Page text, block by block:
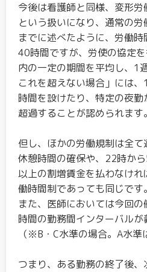
今後は看護師と同様、変形労
という扱いになり、通常の
までに述べたように、労働
40時間ですが、労使の協定
内の一定の期間を平均し、1
これを超えない場合」には
時間を設けたり、特定の夜
超過することが認められます。
但し、ほかの労働規制は全
休憩時間の確保や、22時か
以上の割増賃金を払わなけ
働時間制であっても同じです。
また、医師においては今回
時間の勤務間インターバルが
（※B・C水準の場合。A水準
つまり、ある勤務の終了後